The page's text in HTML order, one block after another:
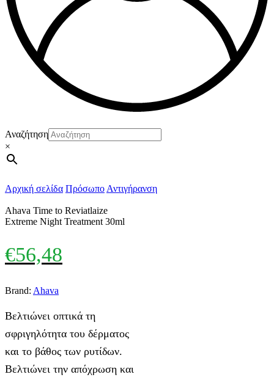
Αναζήτηση
×
Αρχική σελίδα Πρόσωπο Αντιγήρανση
Ahava Time to Reviatlaize
Extreme Night Treatment 30ml
€56,48
Brand: Ahava
Βελτιώνει οπτικά τη
σφριγηλότητα του δέρματος
και το βάθος των ρυτίδων.
Βελτιώνει την απόχρωση και